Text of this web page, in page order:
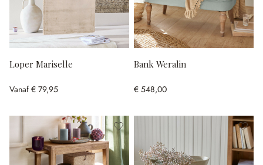
Loper Mariselle
Vanaf € 79,95
Bank Weralin
€ 548,00